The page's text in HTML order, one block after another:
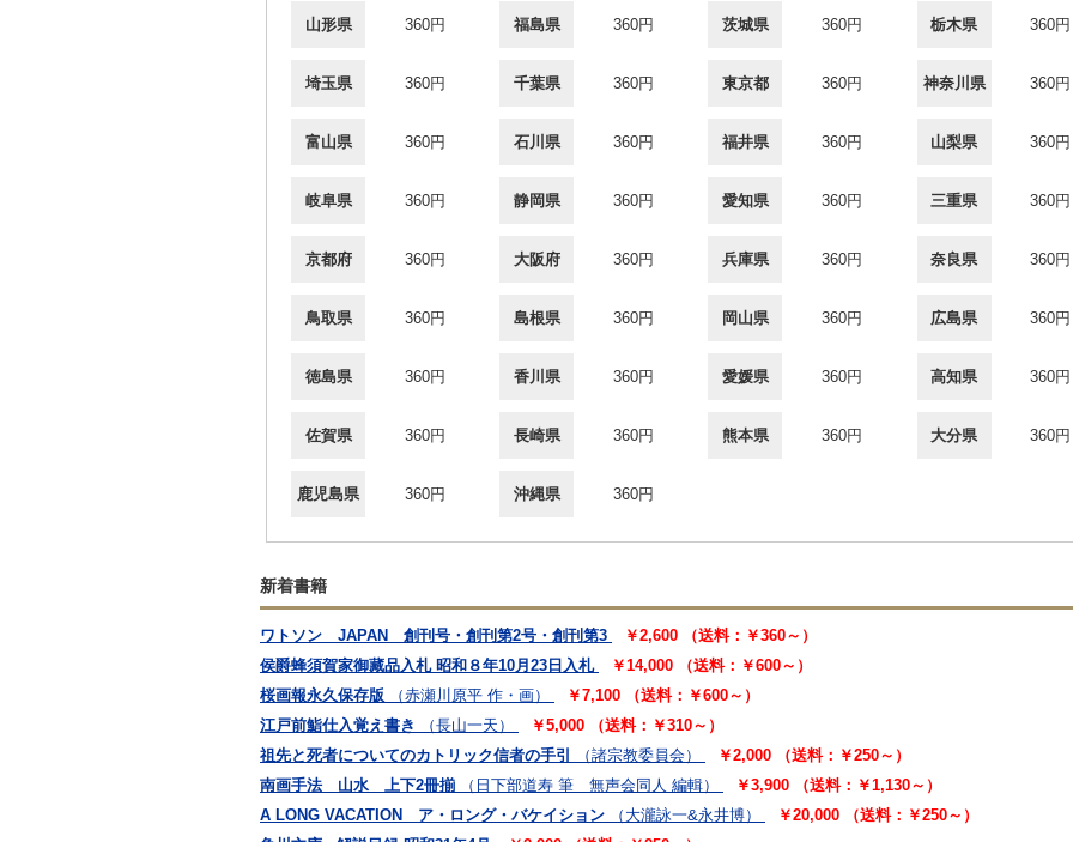
山形県 360円 福島県 360円 茨城県 360円 栃木県 360円
埼玉県 360円 千葉県 360円 東京都 360円 神奈川県 360円
富山県 360円 石川県 360円 福井県 360円 山梨県 360円
岐阜県 360円 静岡県 360円 愛知県 360円 三重県 360円
京都府 360円 大阪府 360円 兵庫県 360円 奈良県 360円
鳥取県 360円 島根県 360円 岡山県 360円 広島県 360円
徳島県 360円 香川県 360円 愛媛県 360円 高知県 360円
佐賀県 360円 長崎県 360円 熊本県 360円 大分県 360円
鹿児島県 360円 沖縄県 360円
新着書籍
ワトソン JAPAN 創刊号・創刊第2号・創刊第3
￥2,600 （送料：￥360～）
侯爵蜂須賀家御藏品入札 昭和８年10月23日入札
￥14,000 （送料：￥600～）
桜画報永久保存版
（赤瀬川原平 作・画）
￥7,100 （送料：￥600～）
江戸前鮨仕入覚え書き
（長山一天）
￥5,000 （送料：￥310～）
祖先と死者についてのカトリック信者の手引
（諸宗教委員会）
￥2,000 （送料：￥250～）
南画手法 山水 上下2冊揃
（日下部道寿 筆 無声会同人 編輯）
￥3,900 （送料：￥1,130～）
A LONG VACATION ア・ロング・バケイション
（大瀧詠一&永井博）
￥20,000 （送料：￥250～）